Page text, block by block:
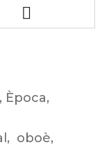
, Època,
, oboè,